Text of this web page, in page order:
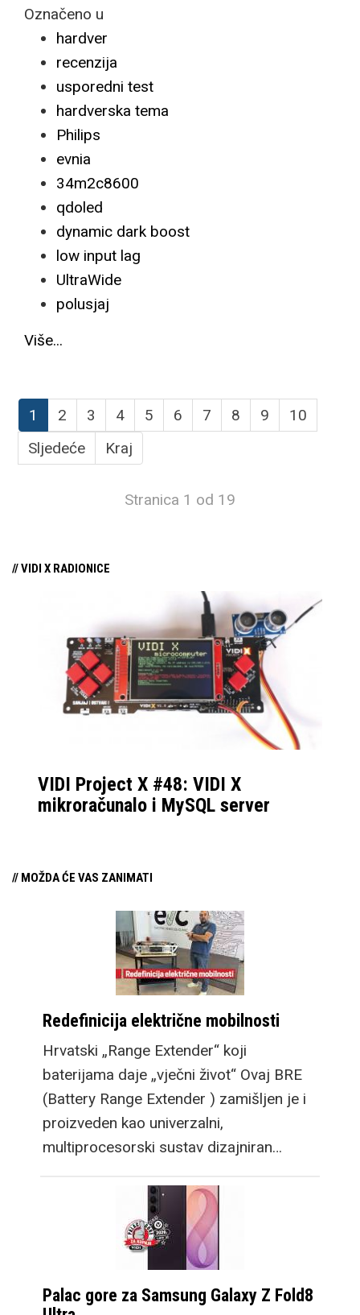
Označeno u
hardver
recenzija
usporedni test
hardverska tema
Philips
evnia
34m2c8600
qdoled
dynamic dark boost
low input lag
UltraWide
polusjaj
Više...
1 2 3 4 5 6 7 8 9
10
Sljedeće
Kraj
Stranica 1 od 19
// VIDI X RADIONICE
VIDI Project X #48: VIDI X
mikroračunalo i MySQL server
// MOŽDA ĆE VAS ZANIMATI
Redefinicija električne mobilnosti
Hrvatski „Range Extender“ koji
baterijama daje „vječni život“ Ovaj BRE
(Battery Range Extender ) zamišljen je i
proizveden kao univerzalni,
multiprocesorski sustav dizajniran…
Palac gore za Samsung Galaxy Z Fold8